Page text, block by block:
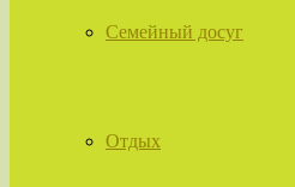
Семейный досуг
Отдых